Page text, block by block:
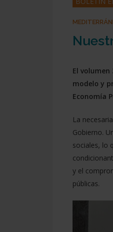
Presiona enter
El
modelo y
Economía
La
Gobierno.
sociales, lo
y el
públicas.